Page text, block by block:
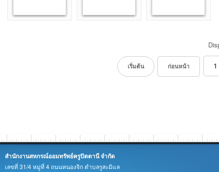
เริ่มต้น ก่อนหน้า 1
สำนักงานสหกรณ์ออมทรัพย์ครูปัตตานี จำกัด
เลขที่ 31/4 หมู่ที่ 4 ถนนหนองจิก ตำบลรูสะมิแล